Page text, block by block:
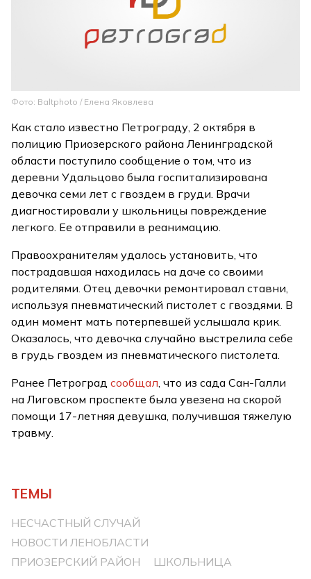
Фото: Baltphoto / Елена Яковлева
Как стало известно Петрограду, 2 октября в
полицию Приозерского района Ленинградской
области поступило сообщение о том, что из
деревни Удальцово была госпитализирована
девочка семи лет с гвоздем в груди. Врачи
диагностировали у школьницы повреждение
легкого. Ее отправили в реанимацию.
Правоохранителям удалось установить, что
пострадавшая находилась на даче со своими
родителями. Отец девочки ремонтировал ставни,
используя пневматический пистолет с гвоздями. В
один момент мать потерпевшей услышала крик.
Оказалось, что девочка случайно выстрелила себе
в грудь гвоздем из пневматического пистолета.
Ранее Петроградсообщал , что из сада Сан-Галли
на Лиговском проспекте была увезена на скорой
помощи 17-летняя девушка, получившая тяжелую
травму.
ТЕМЫ
НЕСЧАСТНЫЙ СЛУЧАЙ
НОВОСТИ ЛЕНОБЛАСТИ
ПРИОЗЕРСКИЙ РАЙОН
ШКОЛЬНИЦА